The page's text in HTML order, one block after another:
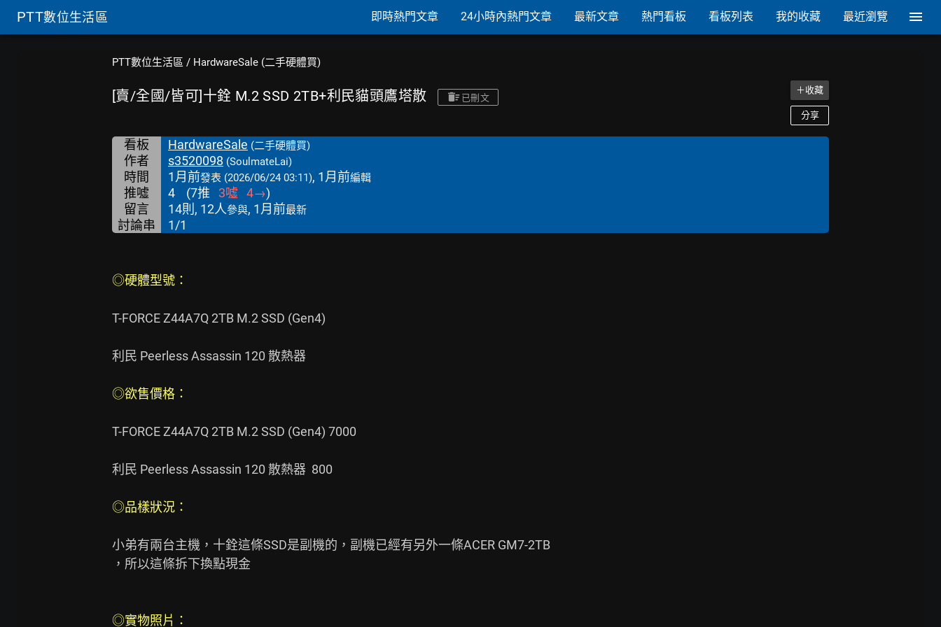
PTT數位生活區 即時熱門文章 24小時內熱門文章 最新文章 熱門看板 看板列表 我的收藏 最近瀏覽
PTT數位生活區 / HardwareSale (二手硬體買)
[賣/全國/皆可]十銓 M.2 SSD 2TB+利民貓頭鷹塔散 已刪文
＋收藏
分享
看板 HardwareSale (二手硬體買)
作者 s3520098 (SoulmateLai)
時間 1月前發表 (2026/06/24 03:11), 1月前編輯
推噓 4 (7推 3噓 4→)
留言
14則, 12人參與, 1月前最新
討論串 1/1
◎硬體型號：
T-FORCE Z44A7Q 2TB M.2 SSD (Gen4)
利民 Peerless Assassin 120 散熱器
◎欲售價格：
T-FORCE Z44A7Q 2TB M.2 SSD (Gen4) 7000
利民 Peerless Assassin 120 散熱器  800
◎品樣狀況：
小弟有兩台主機，十銓這條SSD是副機的，副機已經有另外一條ACER GM7-2TB
，所以這條拆下換點現金
◎實物照片：